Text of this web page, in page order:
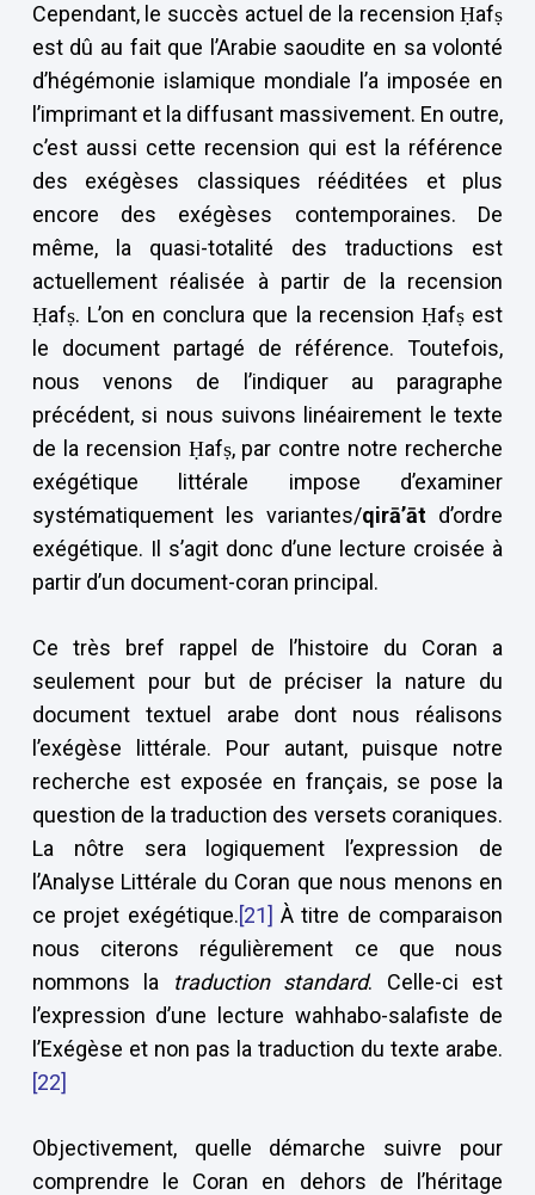
Cependant, le succès actuel de la recension Ḥafṣ
est dû au fait que l’Arabie saoudite en sa volonté
d’hégémonie islamique mondiale l’a imposée en
l’imprimant et la diffusant massivement. En outre,
c’est aussi cette recension qui est la référence
des exégèses classiques rééditées et plus
encore des exégèses contemporaines. De
même, la quasi-totalité des traductions est
actuellement réalisée à partir de la recension
Ḥafṣ. L’on en conclura que la recension Ḥafṣ est
le document partagé de référence. Toutefois,
nous venons de l’indiquer au paragraphe
précédent, si nous suivons linéairement le texte
de la recension Ḥafṣ, par contre notre recherche
exégétique littérale impose d’examiner
systématiquement les variantes/qirā’āt d’ordre
exégétique. Il s’agit donc d’une lecture croisée à
partir d’un document-coran principal.
Ce très bref rappel de l’histoire du Coran a
seulement pour but de préciser la nature du
document textuel arabe dont nous réalisons
l’exégèse littérale. Pour autant, puisque notre
recherche est exposée en français, se pose la
question de la traduction des versets coraniques.
La nôtre sera logiquement l’expression de
l’Analyse Littérale du Coran que nous menons en
ce projet exégétique.[21] À titre de comparaison
nous citerons régulièrement ce que nous
nommons la
traduction standard. Celle-ci est
l’expression d’une lecture wahhabo-salafiste de
l’Exégèse et non pas la traduction du texte arabe.
[22]
Objectivement, quelle démarche suivre pour
comprendre le Coran en dehors de l’héritage